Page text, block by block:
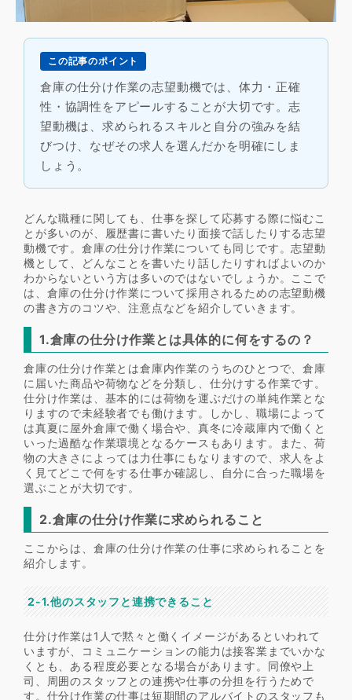
この記事のポイント
倉庫の仕分け作業の志望動機では、体力・正確
性・協調性をアピールすることが大切です。志
望動機は、求められるスキルと自分の強みを結
びつけ、なぜその求人を選んだかを明確にしま
しょう。
どんな職種に関しても、仕事を探して応募する際に悩むこ
とが多いのが、履歴書に書いたり面接で話したりする志望
動機です。倉庫の仕分け作業についても同じです。志望動
機として、どんなことを書いたり話したりすればよいのか
わからないという方は多いのではないでしょうか。ここで
は、倉庫の仕分け作業について採用されるための志望動機
の書き方のコツや、注意点などを紹介していきます。
1.倉庫の仕分け作業とは具体的に何をするの？
倉庫の仕分け作業とは倉庫内作業のうちのひとつで、倉庫
に届いた商品や荷物などを分類し、仕分けする作業です。
仕分け作業は、基本的には荷物を運ぶだけの単純作業とな
りますので未経験者でも働けます。しかし、職場によって
は真夏に屋外倉庫で働く場合や、真冬に冷蔵庫内で働くと
いった過酷な作業環境となるケースもあります。また、荷
物の大きさによっては力仕事にもなりますので、求人をよ
く見てどこで何をする仕事か確認し、自分に合った職場を
選ぶことが大切です。
2.倉庫の仕分け作業に求められること
ここからは、倉庫の仕分け作業の仕事に求められることを
紹介します。
2-1.他のスタッフと連携できること
仕分け作業は1人で黙々と働くイメージがあるといわれて
いますが、コミュニケーションの能力は接客業までいかな
くとも、ある程度必要となる場合があります。同僚や上
司、周囲のスタッフとの連携や仕事の分担を行うためで
す。仕分け作業の仕事は短期間のアルバイトのスタッフも